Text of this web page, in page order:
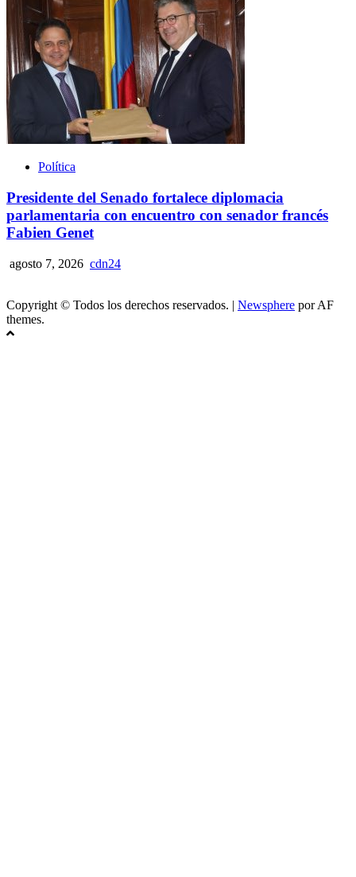
Política
Presidente del Senado fortalece diplomacia
parlamentaria con encuentro con senador francés
Fabien Genet
agosto 7, 2026 cdn24
Copyright © Todos los derechos reservados. | Newsphere por AF
themes.